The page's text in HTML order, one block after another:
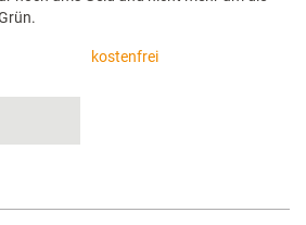
kostenfrei